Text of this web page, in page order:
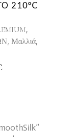
210°C
,
, Μαλλιά,
Η